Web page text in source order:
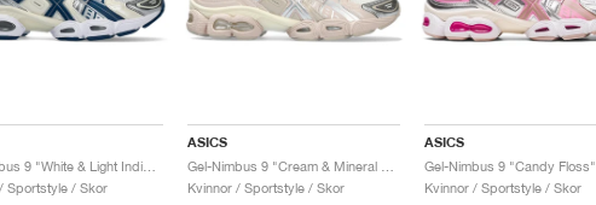
Sportstyle / Skor
ASICS
Kvinnor / Sportstyle / Skor
ASICS
Gel-Nimbus 9 "Candy Floss"
Kvinnor / Sportstyle / Skor